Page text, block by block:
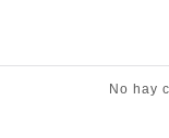
No hay